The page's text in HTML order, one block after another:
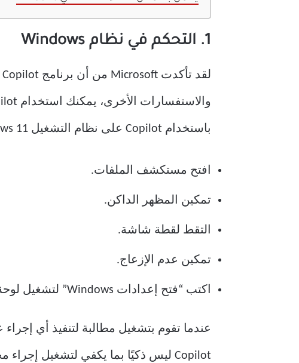
1. التحكم في نظام Windows
باستخدام Copilot على نظام التشغيل Windows 11.
افتح مستكشف الملفات.
تمكين المظهر الداكن.
التقط لقطة شاشة.
تمكين عدم الإزعاج.
اكتب “فتح إعدادات Windows” لتشغيل لوحة الإعدادات.